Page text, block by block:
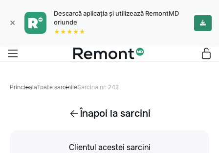
×
Descarcă aplicația și utilizează RemontMD
oriunde
★★★★★
PrincipalaToate sarcinileSarcina nr: 242
Înapoi la sarcini
Clientul acestei sarcini